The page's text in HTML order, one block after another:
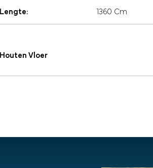
Lengte: 1360 Cm
Houten Vloer